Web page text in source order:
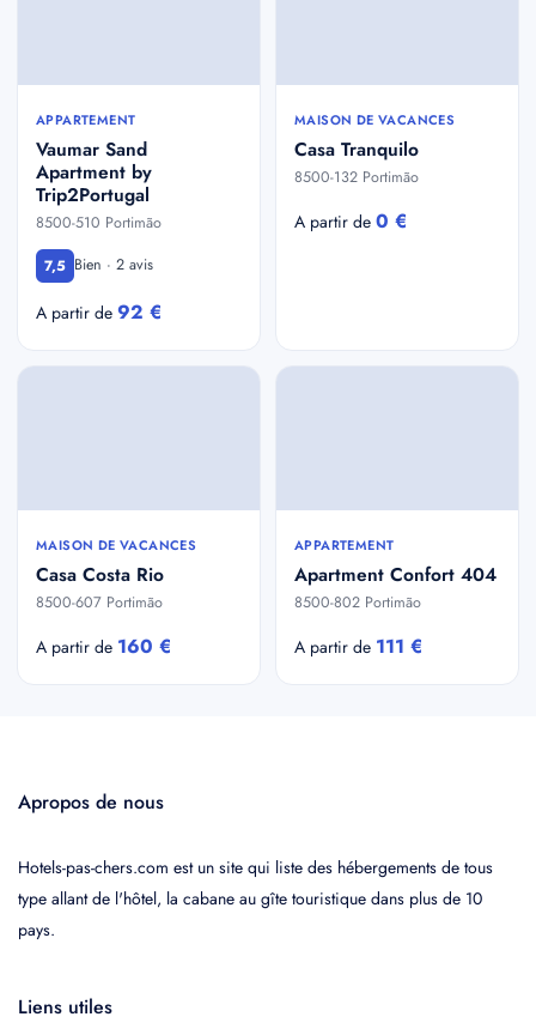
APPARTEMENT
Vaumar Sand
Apartment by
Trip2Portugal
8500-510 Portimão
7,5 Bien · 2 avis
A partir de 92 €
MAISON DE VACANCES
Casa Tranquilo
8500-132 Portimão
A partir de 0 €
MAISON DE VACANCES
Casa Costa Rio
8500-607 Portimão
A partir de 160 €
APPARTEMENT
Apartment Confort 404
8500-802 Portimão
A partir de 111 €
Apropos de nous
Hotels-pas-chers.com est un site qui liste des hébergements de tous
type allant de l'hôtel, la cabane au gîte touristique dans plus de 10
pays.
Liens utiles